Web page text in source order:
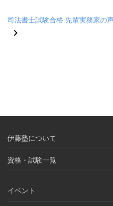
司法書士試験合格 先輩実務家の
伊藤塾について
資格・試験一覧
イベント